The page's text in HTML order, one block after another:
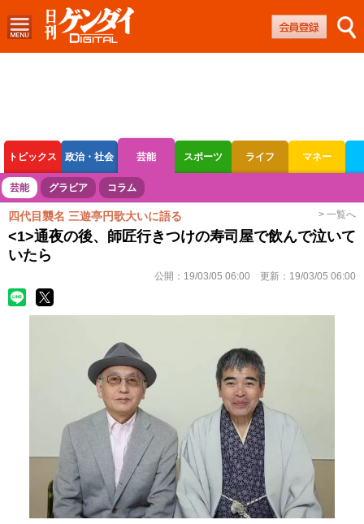
トピックス 政治・社会 芸能 スポーツ ライフ マネー
ボートレース 競輪 オートレース
芸能 グラビア コラム
四代目襲名 三遊亭円歌大いに語る > 一覧へ
<1>通夜の後、師匠行きつけの寿司屋で飲んで泣いて
いたら
公開： 19/03/05 06:00 更新： 19/03/05 06:00